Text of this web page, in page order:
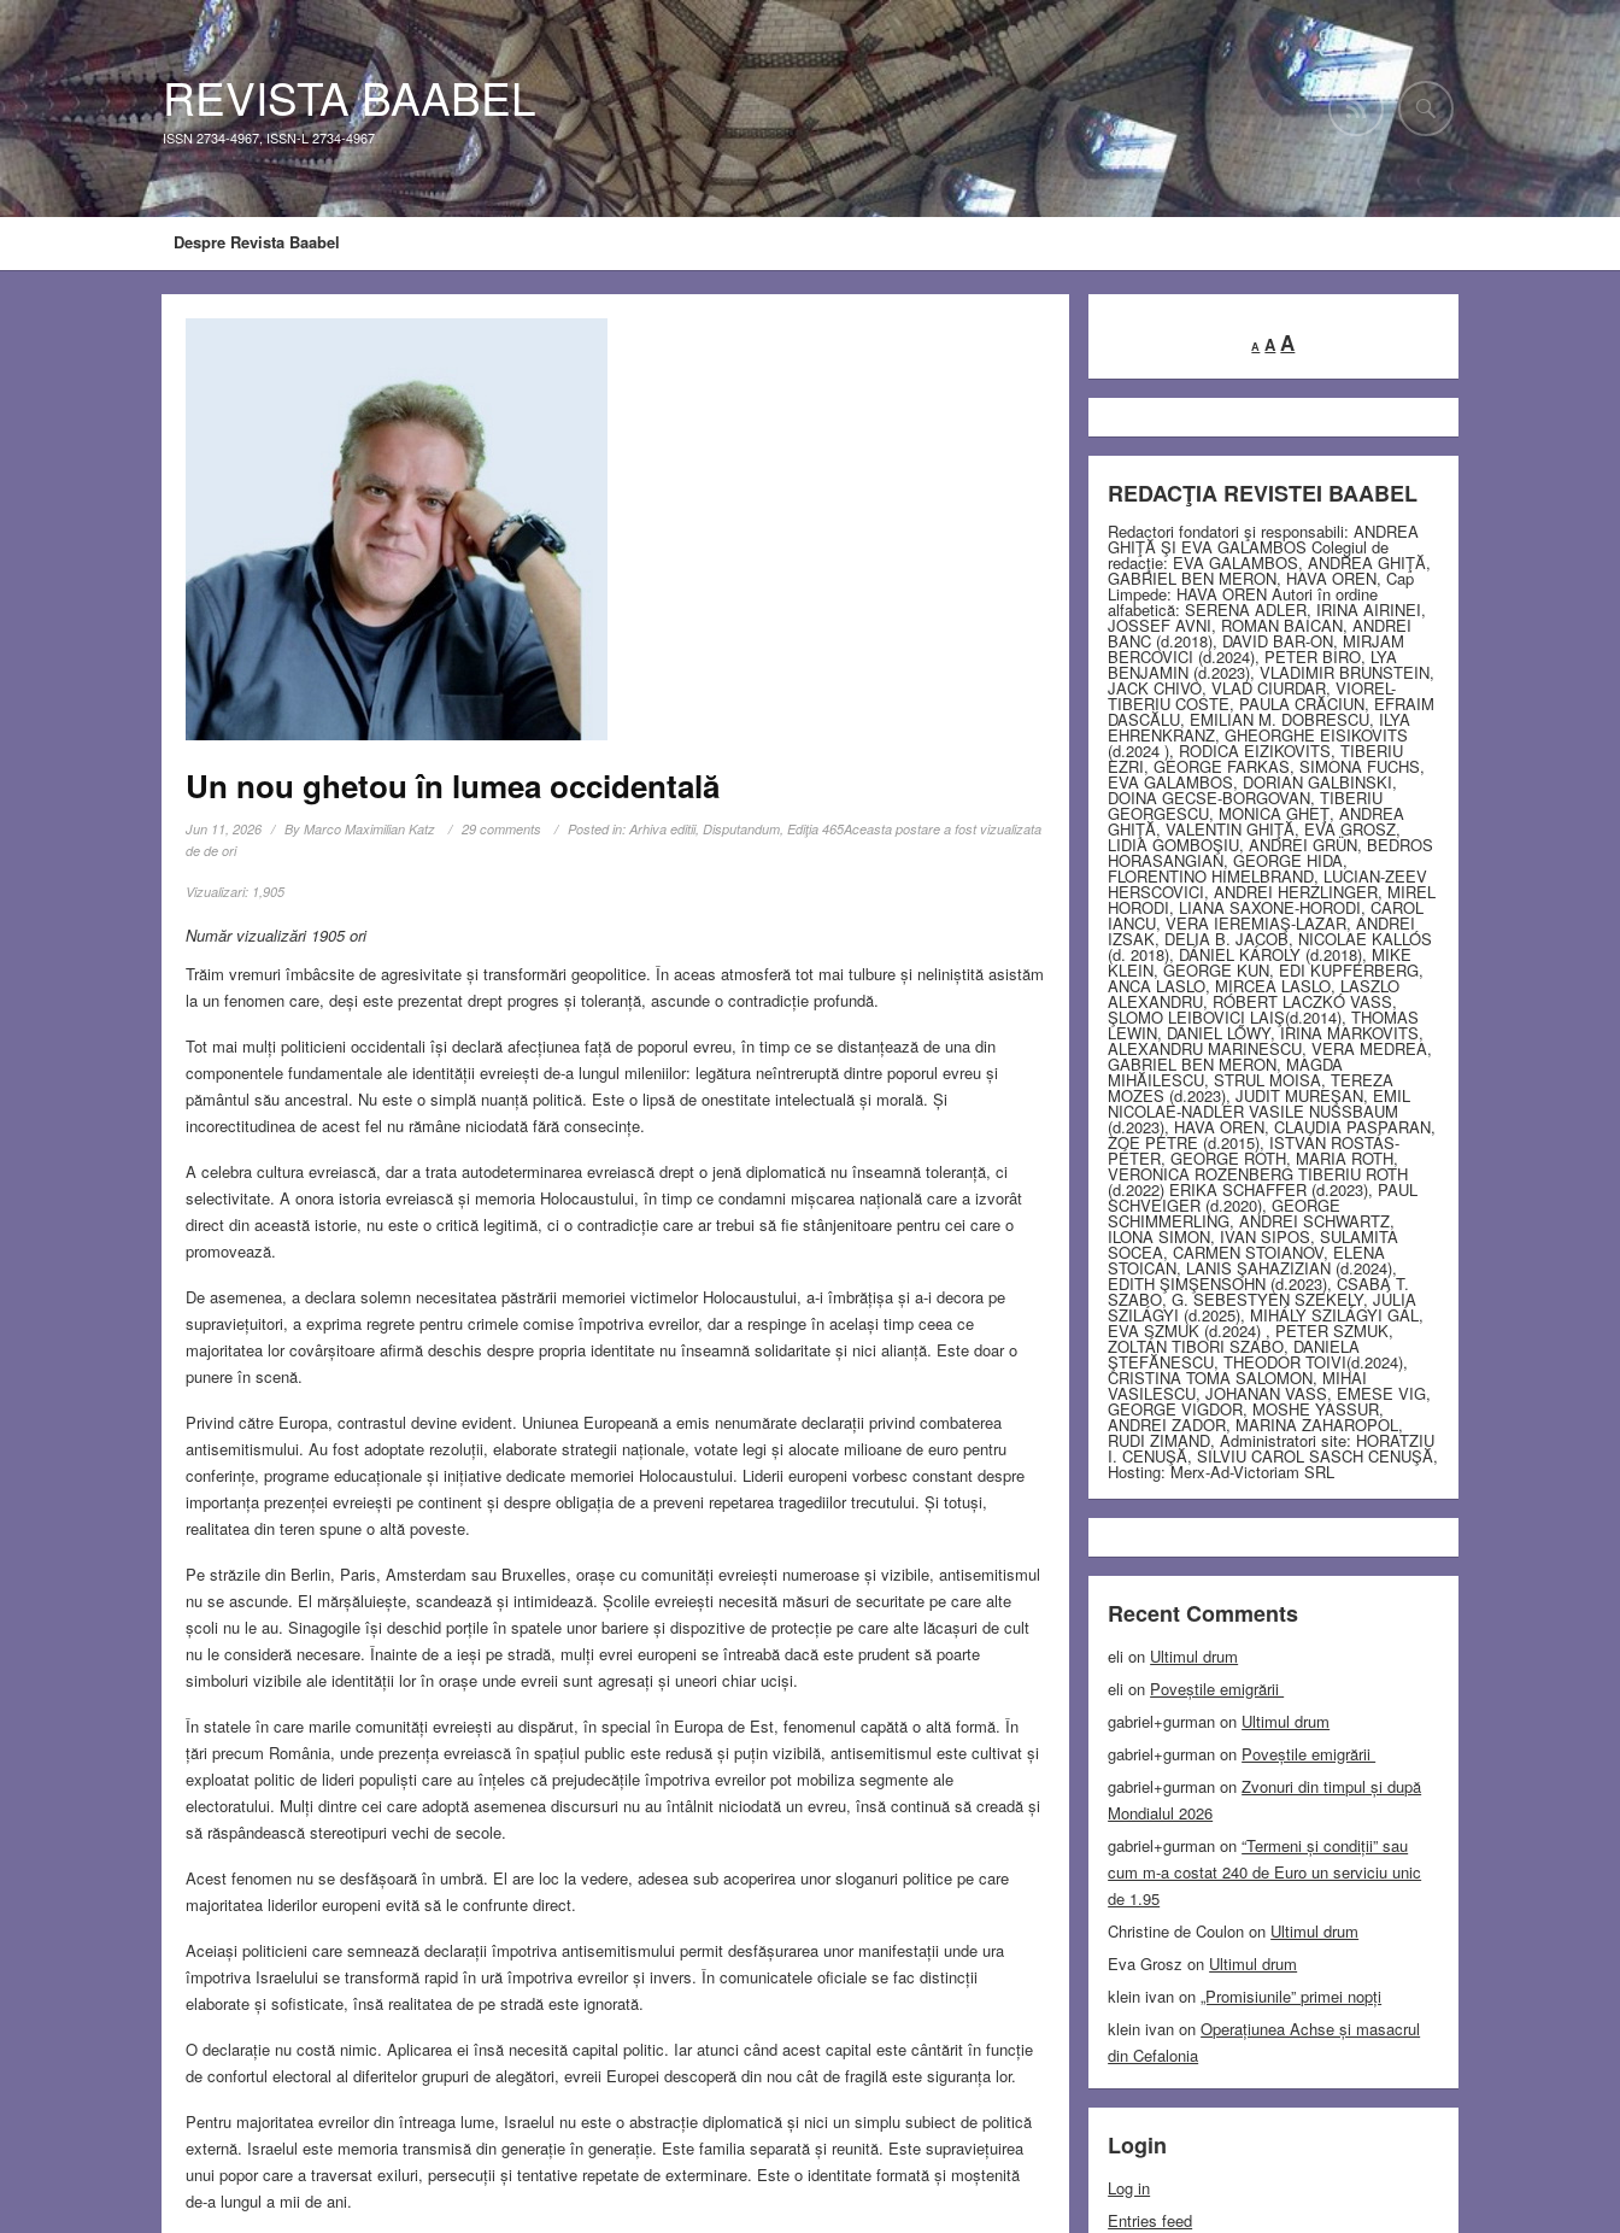
REVISTA BAABEL
ISSN 2734-4967, ISSN-L 2734-4967
Despre Revista Baabel
Un nou ghetou în lumea occidentală
Jun 11, 2026 ByMarco Maximilian Katz 29 comments Posted in:Arhiva editii,Disputandum,Ediţia 465Aceasta postare a fost vizualizata
de de ori
Vizualizari: 1,905
Număr vizualizări 1905 ori
Trăim vremuri îmbâcsite de agresivitate și transformări geopolitice. În aceas atmosferă tot mai tulbure și neliniștită asistăm
la un fenomen care, deși este prezentat drept progres și toleranță, ascunde o contradicție profundă.
Tot mai mulți politicieni occidentali își declară afecțiunea față de poporul evreu, în timp ce se distanțează de una din
componentele fundamentale ale identității evreiești de-a lungul mileniilor: legătura neîntreruptă dintre poporul evreu și
pământul său ancestral. Nu este o simplă nuanță politică. Este o lipsă de onestitate intelectuală și morală. Și
incorectitudinea de acest fel nu rămâne niciodată fără consecințe.
A celebra cultura evreiască, dar a trata autodeterminarea evreiască drept o jenă diplomatică nu înseamnă toleranță, ci
selectivitate. A onora istoria evreiască și memoria Holocaustului, în timp ce condamni mișcarea națională care a izvorât
direct din această istorie, nu este o critică legitimă, ci o contradicție care ar trebui să fie stânjenitoare pentru cei care o
promovează.
De asemenea, a declara solemn necesitatea păstrării memoriei victimelor Holocaustului, a-i îmbrățișa și a-i decora pe
supraviețuitori, a exprima regrete pentru crimele comise împotriva evreilor, dar a respinge în același timp ceea ce
majoritatea lor covârșitoare afirmă deschis despre propria identitate nu înseamnă solidaritate și nici alianță. Este doar o
punere în scenă.
Privind către Europa, contrastul devine evident. Uniunea Europeană a emis nenumărate declarații privind combaterea
antisemitismului. Au fost adoptate rezoluții, elaborate strategii naționale, votate legi și alocate milioane de euro pentru
conferințe, programe educaționale și inițiative dedicate memoriei Holocaustului. Liderii europeni vorbesc constant despre
importanța prezenței evreiești pe continent și despre obligația de a preveni repetarea tragediilor trecutului. Și totuși,
realitatea din teren spune o altă poveste.
Pe străzile din Berlin, Paris, Amsterdam sau Bruxelles, orașe cu comunități evreiești numeroase și vizibile, antisemitismul
nu se ascunde. El mărșăluiește, scandează și intimidează. Școlile evreiești necesită măsuri de securitate pe care alte
școli nu le au. Sinagogile își deschid porțile în spatele unor bariere și dispozitive de protecție pe care alte lăcașuri de cult
nu le consideră necesare. Înainte de a ieși pe stradă, mulți evrei europeni se întreabă dacă este prudent să poarte
simboluri vizibile ale identității lor în orașe unde evreii sunt agresați și uneori chiar uciși.
În statele în care marile comunități evreiești au dispărut, în special în Europa de Est, fenomenul capătă o altă formă. În
țări precum România, unde prezența evreiască în spațiul public este redusă și puțin vizibilă, antisemitismul este cultivat și
exploatat politic de lideri populiști care au înțeles că prejudecățile împotriva evreilor pot mobiliza segmente ale
electoratului. Mulți dintre cei care adoptă asemenea discursuri nu au întâlnit niciodată un evreu, însă continuă să creadă și
să răspândească stereotipuri vechi de secole.
Acest fenomen nu se desfășoară în umbră. El are loc la vedere, adesea sub acoperirea unor sloganuri politice pe care
majoritatea liderilor europeni evită să le confrunte direct.
Aceiași politicieni care semnează declarații împotriva antisemitismului permit desfășurarea unor manifestații unde ura
împotriva Israelului se transformă rapid în ură împotriva evreilor și invers. În comunicatele oficiale se fac distincții
elaborate și sofisticate, însă realitatea de pe stradă este ignorată.
O declarație nu costă nimic. Aplicarea ei însă necesită capital politic. Iar atunci când acest capital este cântărit în funcție
de confortul electoral al diferitelor grupuri de alegători, evreii Europei descoperă din nou cât de fragilă este siguranța lor.
Pentru majoritatea evreilor din întreaga lume, Israelul nu este o abstracție diplomatică și nici un simplu subiect de politică
externă. Israelul este memoria transmisă din generație în generație. Este familia separată și reunită. Este supraviețuirea
unui popor care a traversat exiluri, persecuții și tentative repetate de exterminare. Este o identitate formată și moștenită
de-a lungul a mii de ani.
A
Decrease
font
A Reset
AIncrease
font
REDACŢIA REVISTEI BAABEL
Redactori fondatori şi responsabili: ANDREA
GHIŢĂ ŞI EVA GALAMBOS Colegiul de
redacţie: EVA GALAMBOS, ANDREA GHIŢĂ,
GABRIEL BEN MERON, HAVA OREN, Cap
Limpede: HAVA OREN Autori în ordine
alfabetică: SERENA ADLER, IRINA AIRINEI,
JOSSEF AVNI, ROMAN BAICAN, ANDREI
BANC (d.2018), DAVID BAR-ON, MIRJAM
BERCOVICI (d.2024), PETER BIRO, LYA
BENJAMIN (d.2023), VLADIMIR BRUNSTEIN,
JACK CHIVO, VLAD CIURDAR, VIOREL-
TIBERIU COSTE, PAULA CRĂCIUN, EFRAIM
DASCĂLU, EMILIAN M. DOBRESCU, ILYA
EHRENKRANZ, GHEORGHE EISIKOVITS
(d.2024 ), RODICA EIZIKOVITS, TIBERIU
EZRI, GEORGE FARKAS, SIMONA FUCHS,
EVA GALAMBOS, DORIAN GALBINSKI,
DOINA GECSE-BORGOVAN, TIBERIU
GEORGESCU, MONICA GHEŢ, ANDREA
GHIŢĂ, VALENTIN GHIŢĂ, EVA GROSZ,
LIDIA GOMBOŞIU, ANDREI GRÜN, BEDROS
HORASANGIAN, GEORGE HIDA,
FLORENTINO HIMELBRAND, LUCIAN-ZEEV
HERSCOVICI, ANDREI HERZLINGER, MIREL
HORODI, LIANA SAXONE-HORODI, CAROL
IANCU, VERA IEREMIAŞ-LAZAR, ANDREI
IZSAK, DELIA B. JACOB, NICOLAE KALLÓS
(d. 2018), DÁNIEL KÁROLY (d.2018), MIKE
KLEIN, GEORGE KUN, EDI KUPFERBERG,
ANCA LASLO, MIRCEA LASLO, LASZLO
ALEXANDRU, RÓBERT LACZKÓ VASS,
ŞLOMO LEIBOVICI LAIŞ(d.2014), THOMAS
LEWIN, DANIEL LŐWY, IRINA MARKOVITS,
ALEXANDRU MARINESCU, VERA MEDREA,
GABRIEL BEN MERON, MAGDA
MIHĂILESCU, STRUL MOISA, TEREZA
MOZES (d.2023), JUDIT MUREŞAN, EMIL
NICOLAE-NADLER VASILE NUSSBAUM
(d.2023), HAVA OREN, CLAUDIA PASPARAN,
ZOE PETRE (d.2015), ISTVÁN ROSTÁS-
PÉTER, GEORGE ROTH, MARIA ROTH,
VERONICA ROZENBERG TIBERIU ROTH
(d.2022) ERIKA SCHAFFER (d.2023), PAUL
SCHVEIGER (d.2020), GEORGE
SCHIMMERLING, ANDREI SCHWARTZ,
ILONA SIMON, IVAN SIPOS, SULAMITA
SOCEA, CARMEN STOIANOV, ELENA
STOICAN, LANIS ŞAHAZIZIAN (d.2024),
EDITH ŞIMŞENSOHN (d.2023), CSABA T.
SZABO, G. SEBESTYEN SZEKELY, JÚLIA
SZILÁGYI (d.2025), MIHÁLY SZILÁGYI GÁL,
EVA SZMUK (d.2024) , PETER SZMUK,
ZOLTÁN TIBORI SZABO, DANIELA
ŞTEFĂNESCU, THEODOR TOIVI(d.2024),
CRISTINA TOMA SALOMON, MIHAI
VASILESCU, JOHANAN VASS, EMESE VIG,
GEORGE VIGDOR, MOSHE YASSUR,
ANDREI ZADOR, MARINA ZAHAROPOL,
RUDI ZIMAND, Administratori site: HORATZIU
I. CENUŞĂ, SILVIU CAROL SASCH CENUŞĂ,
Hosting: Merx-Ad-Victoriam SRL
Recent Comments
eli on Ultimul drum
eli on Poveștile emigrării
gabriel+gurman on Ultimul drum
gabriel+gurman on Poveștile emigrării
gabriel+gurman onZvonuri din timpul și după
Mondialul 2026
gabriel+gurman on“Termeni și condiții” sau
cum m-a costat 240 de Euro un serviciu unic
de 1.95
Christine de Coulon on Ultimul drum
Eva Grosz on Ultimul drum
klein ivan on„Promisiunile” primei nopți
klein ivan onOperațiunea Achse și masacrul
din Cefalonia
Login
Log in
Entries feed